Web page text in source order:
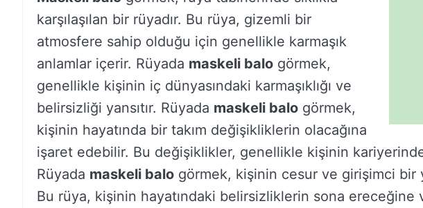
karşılaşılan bir rüyadır. Bu rüya, gizemli bir
atmosfere sahip olduğu için genellikle karmaşık
anlamlar içerir. Rüyada maskeli balo görmek,
genellikle kişinin iç dünyasındaki karmaşıklığı ve
belirsizliği yansıtır. Rüyada maskeli balo görmek,
kişinin hayatında bir takım değişikliklerin olacağına
işaret edebilir. Bu değişiklikler, genellikle kişinin
Rüyada maskeli balo görmek, kişinin cesur ve girişimci bir
Bu rüya, kişinin hayatındaki belirsizliklerin sona